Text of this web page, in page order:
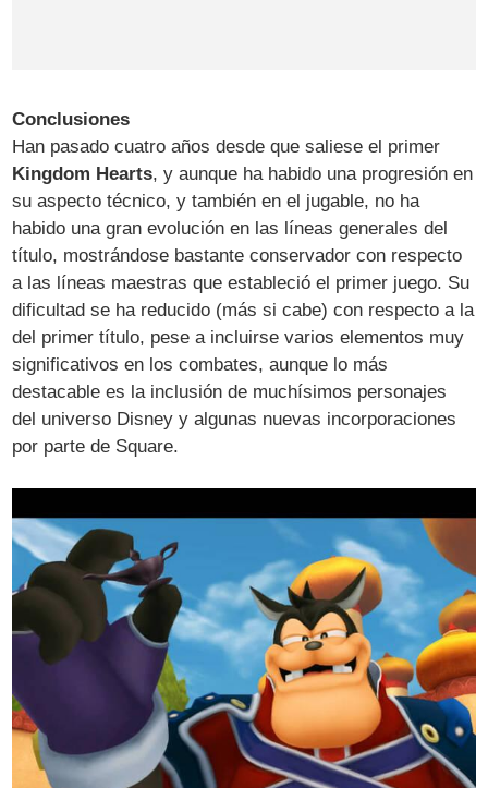
Conclusiones
Han pasado cuatro años desde que saliese el primer
Kingdom Hearts, y aunque ha habido una progresión en
su aspecto técnico, y también en el jugable, no ha
habido una gran evolución en las líneas generales del
título, mostrándose bastante conservador con respecto
a las líneas maestras que estableció el primer juego. Su
dificultad se ha reducido (más si cabe) con respecto a la
del primer título, pese a incluirse varios elementos muy
significativos en los combates, aunque lo más
destacable es la inclusión de muchísimos personajes
del universo Disney y algunas nuevas incorporaciones
por parte de Square.